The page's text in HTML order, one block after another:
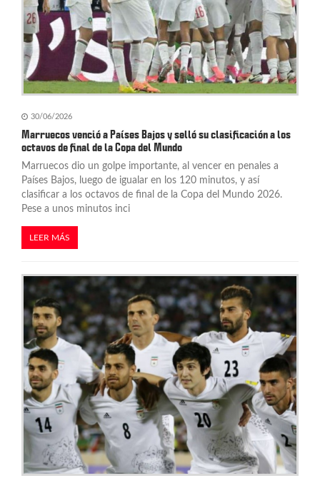
n
t
r
a
d
a
s
30/06/2026
Marruecos venció a Países Bajos y selló su clasificación a los
octavos de final de la Copa del Mundo
Marruecos dio un golpe importante, al vencer en penales a
Países Bajos, luego de igualar en los 120 minutos, y así
clasificar a los octavos de final de la Copa del Mundo 2026.
Pese a unos minutos inci
LEER MÁS